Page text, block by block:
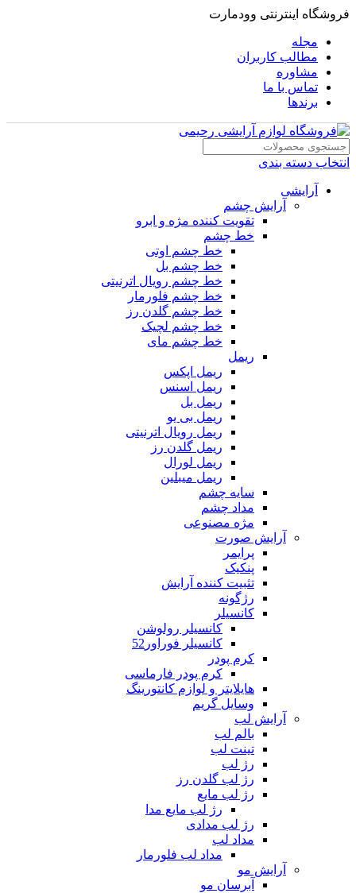
فروشگاه اینترنتی وودمارت
مجله
مطالب کاربران
مشاوره
تماس با ما
برندها
انتخاب دسته بندی
آرایشی
آرایش چشم
تقویت کننده مژه و ابرو
خط چشم
خط چشم اوتی
خط چشم بل
خط چشم رویال اترنیتی
خط چشم فلورمار
خط چشم گلدن رز
خط چشم لچیک
خط چشم مای
ریمل
ریمل اپکس
ریمل اسنس
ریمل بل
ریمل بی یو
ریمل رویال اترنیتی
ریمل گلدن رز
ریمل لورال
ریمل میبلین
سایه چشم
مداد چشم
مژه مصنوعی
آرایش صورت
پرایمر
پنکیک
تثبیت کننده آرایش
رژگونه
کانسیلر
کانسیلر رولوشن
کانسیلر فوراور52
کرم پودر
کرم پودر فارماسی
هایلایتر و لوازم کانتورینگ
وسایل گریم
آرایش لب
بالم لب
تینت لب
رژ لب
رژ لب گلدن رز
رژ لب مایع
رژ لب مایع مدا
رژ لب مدادی
مداد لب
مداد لب فلورمار
آرایش مو
آبرسان مو